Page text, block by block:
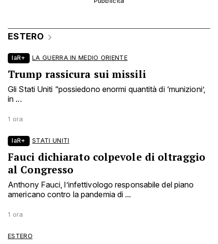
ESTERO
laR+ LA GUERRA IN MEDIO ORIENTE
Trump rassicura sui missili
Gli Stati Uniti “possiedono enormi quantità di ‘munizioni’,
in ...
1 ora
laR+ STATI UNITI
Fauci dichiarato colpevole di oltraggio
al Congresso
Anthony Fauci, l’infettivologo responsabile del piano
americano contro la pandemia di ...
1 ora
ESTERO